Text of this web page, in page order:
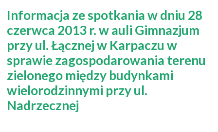
Informacja ze spotkania w dniu 28
czerwca 2013 r. w auli Gimnazjum
przy ul. Łącznej w Karpaczu w
sprawie zagospodarowania terenu
zielonego między budynkami
wielorodzinnymi przy ul.
Nadrzecznej